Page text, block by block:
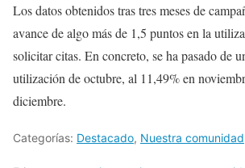
Los datos obtenidos tras tres meses de
avance de algo más de 1,5 puntos en la
solicitar citas. En concreto, se ha pasado de
utilización de octubre, al 11,49% en
diciembre.
Categorías: Destacado, Nuestra comunidad